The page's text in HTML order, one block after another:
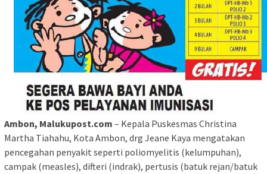
Ambon, Malukupost.com – Kepala Puskesmas Christina
Martha Tiahahu, Kota Ambon, drg Jeane Kaya mengatakan
pencegahan penyakit seperti poliomyelitis (kelumpuhan),
campak (measles), difteri (indrak), pertusis (batuk rejan/batuk